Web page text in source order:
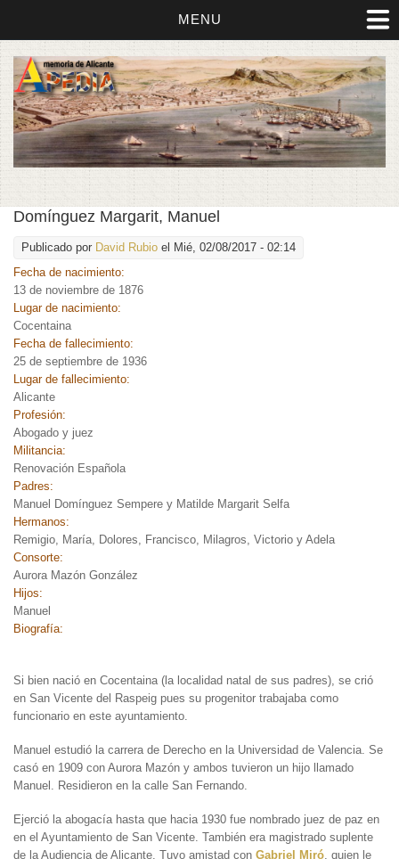
MENU
Domínguez Margarit, Manuel
Publicado por David Rubio el Mié, 02/08/2017 - 02:14
Fecha de nacimiento:
13 de noviembre de 1876
Lugar de nacimiento:
Cocentaina
Fecha de fallecimiento:
25 de septiembre de 1936
Lugar de fallecimiento:
Alicante
Profesión:
Abogado y juez
Militancia:
Renovación Española
Padres:
Manuel Domínguez Sempere y Matilde Margarit Selfa
Hermanos:
Remigio, María, Dolores, Francisco, Milagros, Victorio y Adela
Consorte:
Aurora Mazón González
Hijos:
Manuel
Biografía:
Si bien nació en Cocentaina (la localidad natal de sus padres), se crió
en San Vicente del Raspeig pues su progenitor trabajaba como
funcionario en este ayuntamiento.
Manuel estudió la carrera de Derecho en la Universidad de Valencia. Se
casó en 1909 con Aurora Mazón y ambos tuvieron un hijo llamado
Manuel. Residieron en la calle San Fernando.
Ejerció la abogacía hasta que hacia 1930 fue nombrado juez de paz en
en el Ayuntamiento de San Vicente. También era magistrado suplente
de la Audiencia de Alicante. Tuvo amistad con Gabriel Miró , quien le